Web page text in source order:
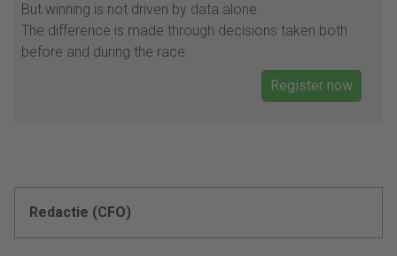
But winning is not driven by data alone.
The difference is made through decisions taken both
before and during the race.
Register now
Redactie (CFO)